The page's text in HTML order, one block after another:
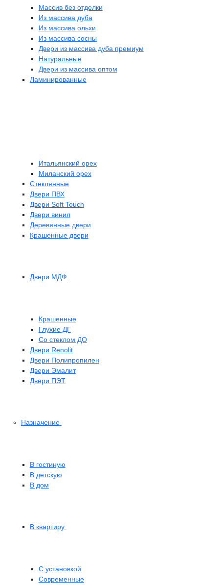
Массив без отделки
Из массива дуба
Из массива ольхи
Из массива сосны
Двери из массива дуба премиум
Натуральные
Двери из массива оптом
Ламинированные
Итальянский орех
Миланский орех
Стеклянные
Двери ПВХ
Двери Soft Touch
Двери винил
Деревянные двери
Крашенные двери
Двери МДФ
Крашенные
Глухие ДГ
Со стеклом ДО
Двери Renolit
Двери Полипропилен
Двери Эмалит
Двери ПЭТ
Назначение
В гостиную
В детскую
В дом
В квартиру
С установкой
Современные